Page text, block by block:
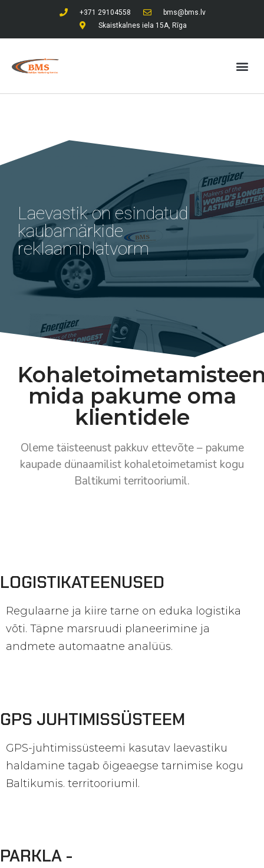
+371 29104558
bms@bms.lv
Skaistkalnes iela 15A, Rīga
Laevastik on esindatud
kaubamärkide
reklaamiplatvorm
mida pakume oma
klientidele
Oleme täisteenust pakkuv ettevõte – pakume
kaupade dünaamilist kohaletoimetamist kogu
Baltikumi territooriumil.
LOGISTIKATEENUSED
Regulaarne ja kiire tarne on eduka logistika
võti. Täpne marsruudi planeerimine ja
andmete automaatne analüüs.
GPS JUHTIMISSÜSTEEM
GPS-juhtimissüsteemi kasutav laevastiku
haldamine tagab õigeaegse tarnimise kogu
Baltikumis. territooriumil.
PARKLA -